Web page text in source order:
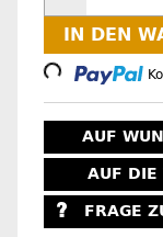
IN DEN
Loading...
AUF
AUF DIE
FRAGE